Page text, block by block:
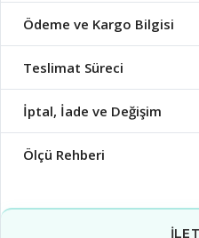
Ödeme ve Kargo Bilgisi
Teslimat Süreci
İptal, İade ve Değişim
Ölçü Rehberi